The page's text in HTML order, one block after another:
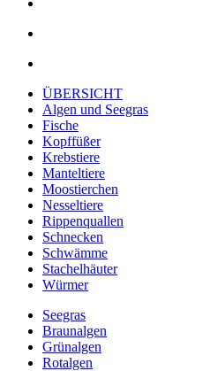
ÜBERSICHT
Algen und Seegras
Fische
Kopffüßer
Krebstiere
Manteltiere
Moostierchen
Nesseltiere
Rippenquallen
Schnecken
Schwämme
Stachelhäuter
Würmer
Seegras
Braunalgen
Grünalgen
Rotalgen